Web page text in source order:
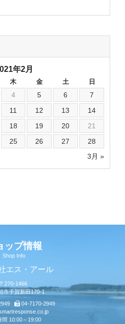
年2月
木 金 土 日
3月 »
4 5 6
7
11 12 13
14
18 19 20
21
25 26 27 28
ップ情報
Shop Info
エス・アール
270-1466
市手賀新田170-1
04-7170-2949
間 10:00～19:00